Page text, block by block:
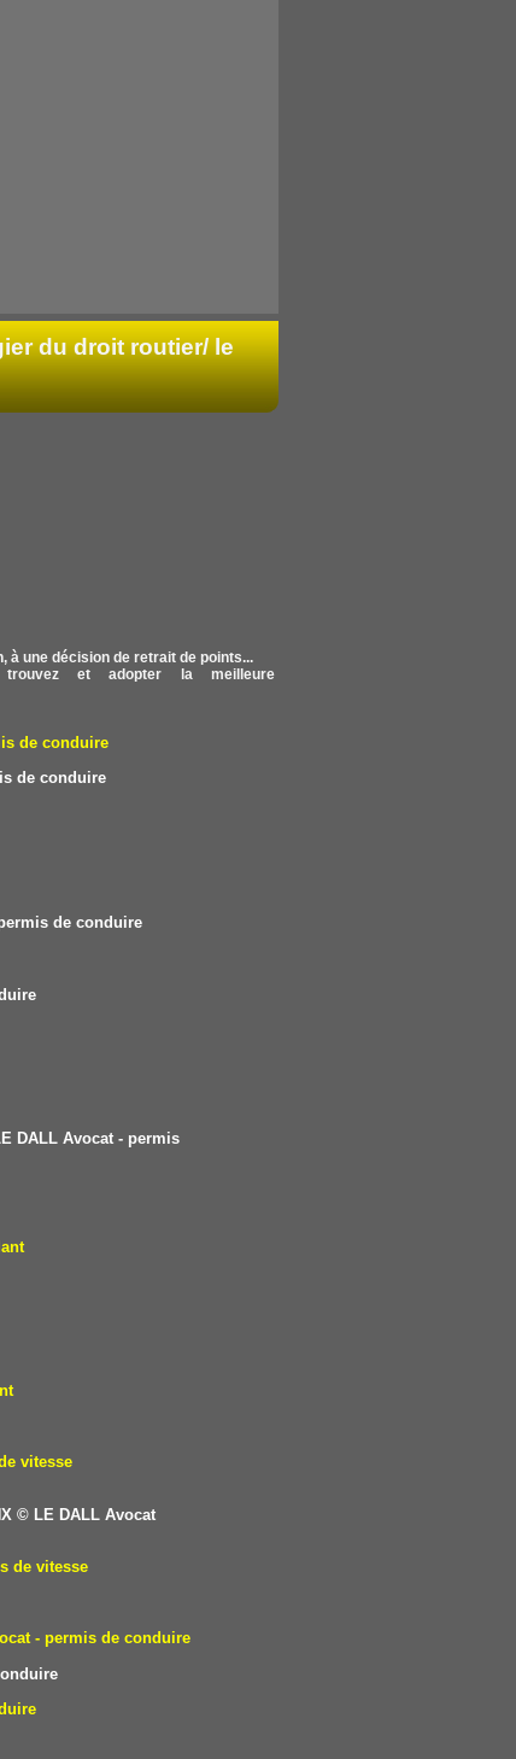
du droit routier/ le
à une décision de retrait de points...
et adopter la meilleure
de conduire
de conduire
de conduire
DALL Avocat - permis
vitesse
© LE DALL Avocat
de vitesse
- permis de conduire